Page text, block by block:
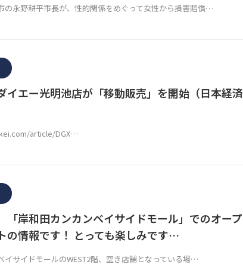
の永野耕平市長が、性的関係をめぐって女性から損害賠償…
イエー光明池店が「移動販売」を開始（日本経済
article/DGX…
「岸和田カンカンベイサイドモール」でのオープ
の情報です！ とっても楽しみです…
イサイドモールのWEST2階、空き店舗となっている場…